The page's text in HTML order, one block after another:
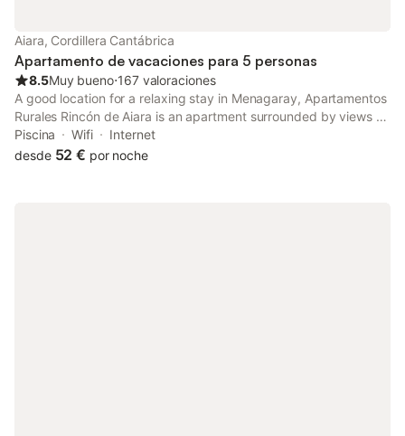
Aiara, Cordillera Cantábrica
Apartamento de vacaciones para 5 personas
8.5Muy bueno⋅167 valoraciones
A good location for a relaxing stay in Menagaray, Apartamentos
Rurales Rincón de Aiara is an apartment surrounded by views of
the garden. The property features a seasonal outdoor swimming
pool, garden and parking on-site among other facilities.
Piscina Wifi
Internet
desde 52 € por noche